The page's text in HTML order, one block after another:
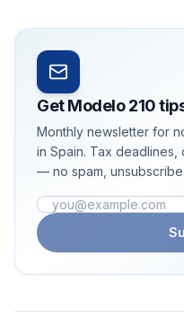
Get Modelo 210
Monthly newsletter for
in Spain. Tax
— no spam, unsubscribe
Email address